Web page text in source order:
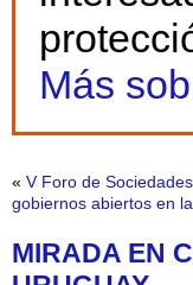
Más
« V Foro de
gobiernos abiertos en
MIRADA EN